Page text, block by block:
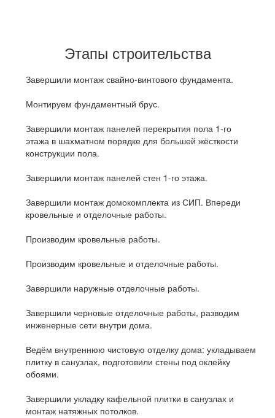
Этапы строительства
Завершили монтаж свайно-винтового фундамента.
Монтируем фундаментный брус.
Завершили монтаж панелей перекрытия пола 1-го
этажа в шахматном порядке для большей жёсткости
конструкции пола.
Завершили монтаж панелей стен 1-го этажа.
Завершили монтаж домокомплекта из СИП. Впереди
кровельные и отделочные работы.
Производим кровельные работы.
Производим кровельные и отделочные работы.
Завершили наружные отделочные работы.
Завершили черновые отделочные работы, разводим
инженерные сети внутри дома.
Ведём внутреннюю чистовую отделку дома: укладываем
плитку в санузлах, подготовили стены под оклейку
обоями.
Завершили укладку кафельной плитки в санузлах и
монтаж натяжных потолков.